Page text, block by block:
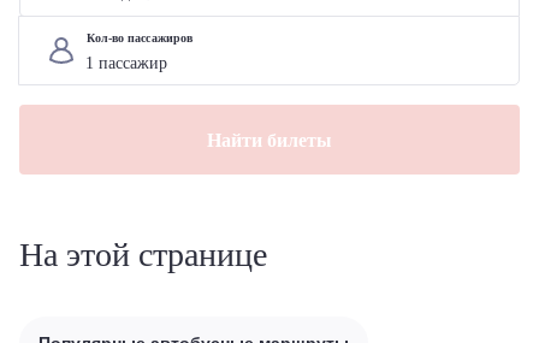
Кол-во пассажиров
Найти билеты
На этой странице